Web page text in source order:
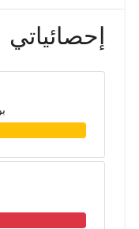
إحصائياتي